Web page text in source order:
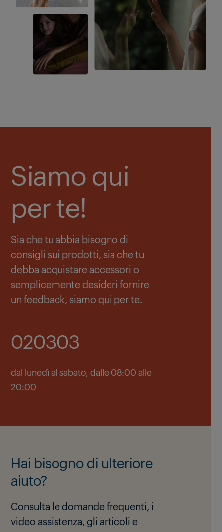
Siamo qui
per te!
Sia che tu abbia bisogno di
consigli sui prodotti, sia che tu
debba acquistare accessori o
semplicemente desideri fornire
un feedback, siamo qui per te.
020303
dal lunedì al sabato, dalle 08:00 alle
20:00
Hai bisogno di ulteriore
aiuto?
Consulta le domande frequenti, i
video assistenza, gli articoli e